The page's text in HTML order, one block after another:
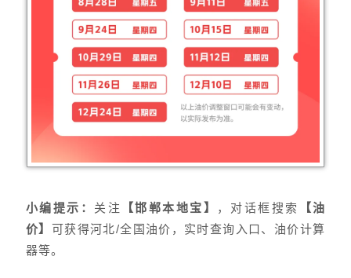
小编提示： 关注 【邯郸本地宝】 ， 对话框搜索
【油
价】 可获得河北/全国油价，实时查询入口、油价计算
器等。